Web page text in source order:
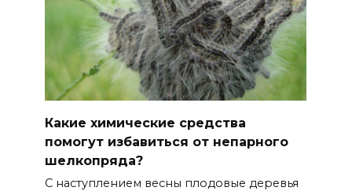
Какие химические средства
помогут избавиться от непарного
шелкопряда?
С наступлением весны плодовые деревья